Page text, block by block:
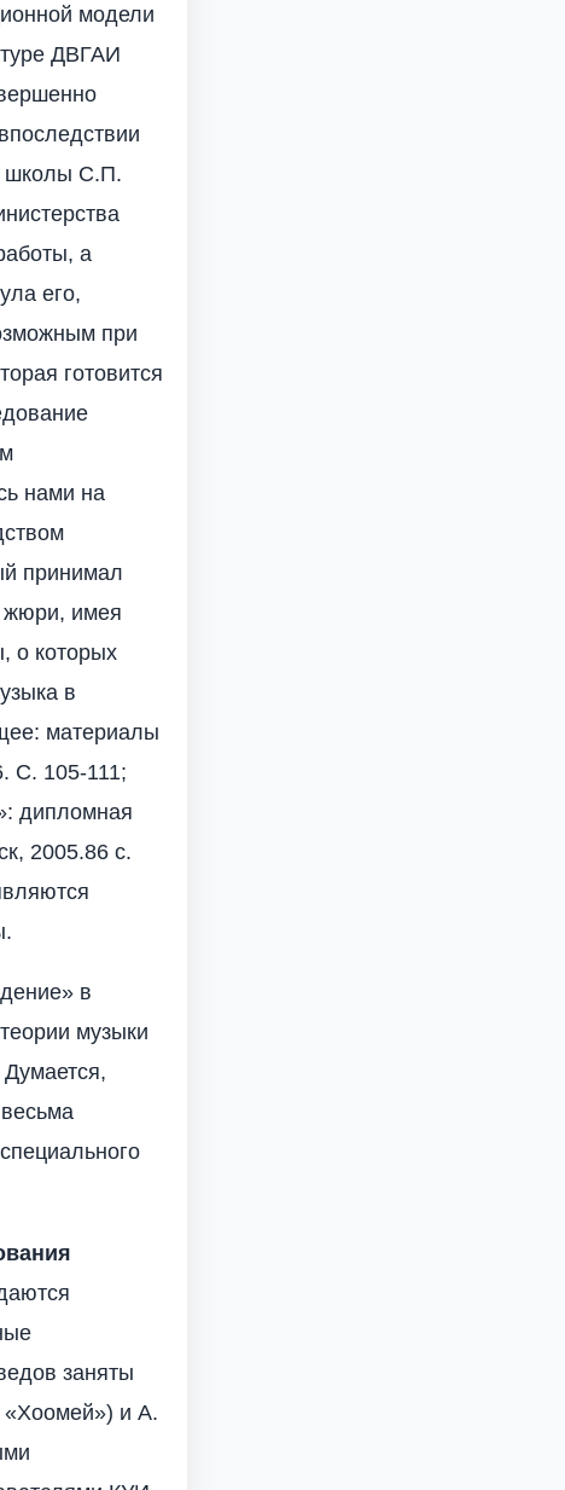
модели
ДВГАИ
школы С.П.
а
его,
при
готовится
нами на
принимал
жюри, имея
о которых
в
материалы
С. 105-111;
дипломная
2005.86 с.
в
музыки
заняты
и А.